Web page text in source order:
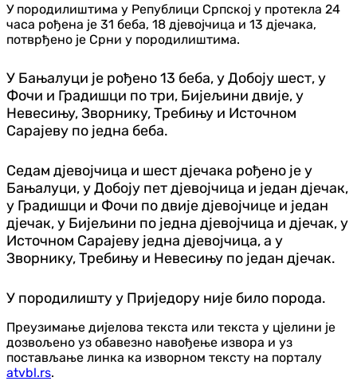
У породилиштима у Републици Српској у протекла 24
часа рођена је 31 беба, 18 дјевојчица и 13 дјечака,
потврђено је Срни у породилиштима.
У Бањалуци је рођено 13 беба, у Добоју шест, у
Фочи и Градишци по три, Бијељини двије, у
Невесињу, Зворнику, Требињу и Источном
Сарајеву по једна беба.
Седам дјевојчица и шест дјечака рођено је у
Бањалуци, у Добоју пет дјевојчица и један дјечак,
у Градишци и Фочи по двије дјевојчице и један
дјечак, у Бијељини по једна дјевојчица и дјечак, у
Источном Сарајеву једна дјевојчица, а у
Зворнику, Требињу и Невесињу по један дјечак.
У породилишту у Приједору није било порода.
Преузимање дијелова текста или текста у цјелини је
дозвољено уз обавезно навођење извора и уз
постављање линка ка изворном тексту на порталу
atvbl.rs.